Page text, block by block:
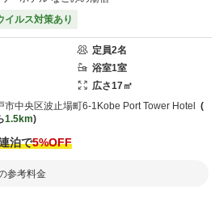
イルス対策あり
定員2名
浴室1室
広さ17㎡
市中央区波止場町6-1 Kobe Port Tower Hotel
1.5km
泊で5%OFF
参考料金